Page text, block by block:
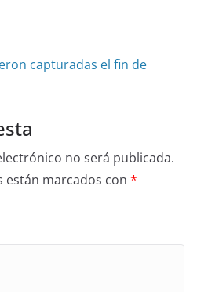
capturadas el fin de
no será publicada.
están marcados con *